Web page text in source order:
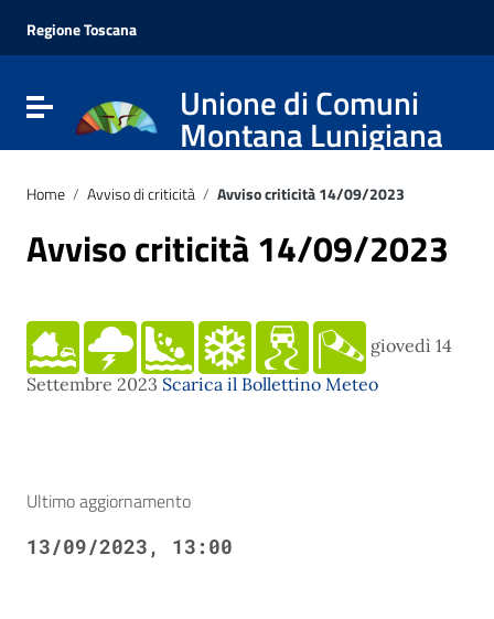
Vai al menu di navigazione
Vai al footer
Regione Toscana
Attiva / disattiva la navigazioneUnione di Comuni
Montana Lunigiana
Home / Avviso di criticità / Avviso criticità 14/09/2023
Avviso criticità 14/09/2023
giovedì 14
Settembre 2023 Scarica il Bollettino Meteo
Ultimo aggiornamento
13/09/2023, 13:00